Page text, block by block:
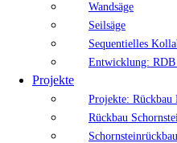
Wandsäge
Seilsäge
Sequentielles
Entwicklung:
Projekte
Projekte: Rückbau
Rückbau